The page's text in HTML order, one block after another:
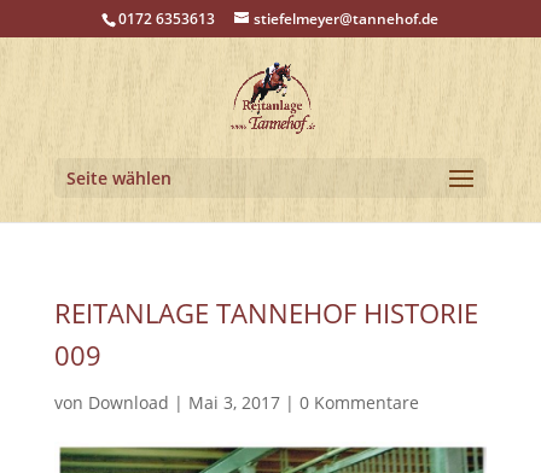
0172 6353613 stiefelmeyer@tannehof.de
Seite wählen
REITANLAGE TANNEHOF HISTORIE
009
von Download | Mai 3, 2017| 0 Kommentare